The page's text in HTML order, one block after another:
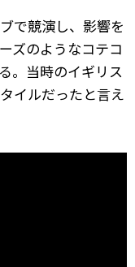
で競演し、影響を
ズのようなコテコ
。当時のイギリス
イルだったと言え